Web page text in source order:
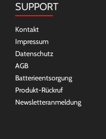
SUPPORT
Kontakt
Impressum
Datenschutz
AGB
Batterieentsorgung
Produkt-Rückruf
Newsletteranmeldung